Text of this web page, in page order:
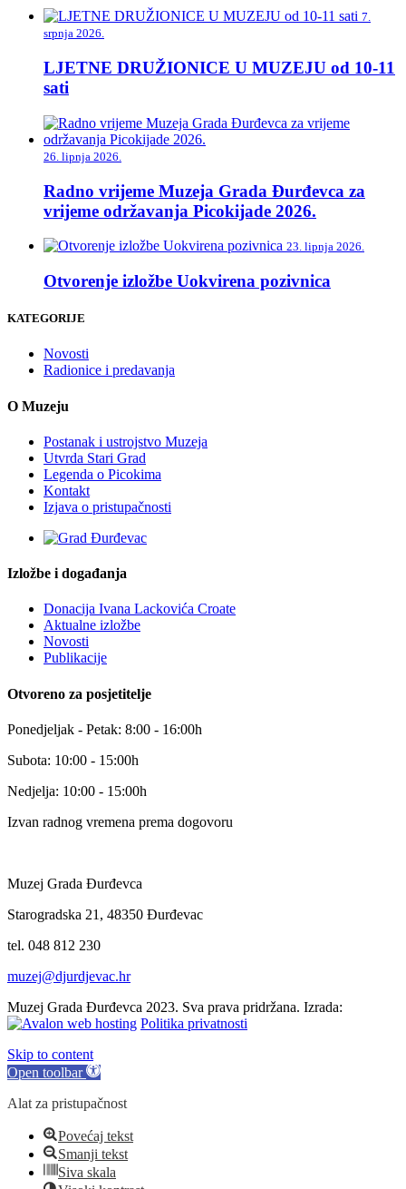
7.
srpnja 2026.
LJETNE DRUŽIONICE U MUZEJU od 10-11
sati
26. lipnja 2026.
Radno vrijeme Muzeja Grada Đurđevca za
vrijeme održavanja Picokijade 2026.
23. lipnja 2026.
Otvorenje izložbe Uokvirena pozivnica
KATEGORIJE
Novosti
Radionice i predavanja
O Muzeju
Postanak i ustrojstvo Muzeja
Utvrda Stari Grad
Legenda o Picokima
Kontakt
Izjava o pristupačnosti
Izložbe i događanja
Donacija Ivana Lackovića Croate
Aktualne izložbe
Novosti
Publikacije
Otvoreno za posjetitelje
Ponedjeljak - Petak: 8:00 - 16:00h
Subota: 10:00 - 15:00h
Nedjelja: 10:00 - 15:00h
Izvan radnog vremena prema dogovoru
Muzej Grada Đurđevca
Starogradska 21, 48350 Đurđevac
tel. 048 812 230
muzej@djurdjevac.hr
Muzej Grada Đurđevca 2023. Sva prava pridržana. Izrada:
Politika privatnosti
Skip to content
Open toolbar
Alat za pristupačnost
Povećaj tekst
Smanji tekst
Siva skala